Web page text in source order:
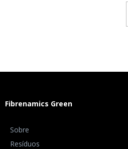
Fibrenamics Green
Sobre
Resíduos